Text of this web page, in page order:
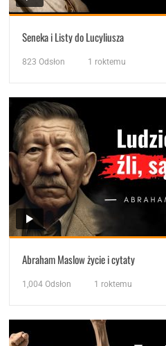
Seneka i Listy do Lucyliusza
823 Odsłon 1 roktemu
Abraham Maslow życie i cytaty
1,004 Odsłon 1 roktemu